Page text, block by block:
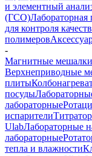
и элементный
(ГСО)Лабораторная
для контроля
полимеров
-
Магнитные мешалки
Верхнеприводные
плиты
посуды
лабораторные
испарители
UlabЛабораторные
лабораторные
тепла и влажности